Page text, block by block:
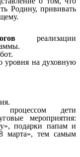
Родину, прививать
реализации
уровня на духовную
процессом дети
мероприятия:
подарки папам и
марта», тем самым